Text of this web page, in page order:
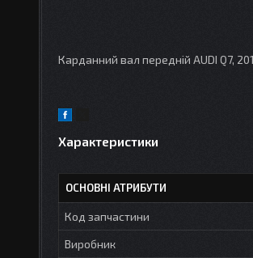
Карданний вал передній AUDI Q7,
Характеристики
ОСНОВНІ АТРИБУТИ
Код запчастини
Виробник